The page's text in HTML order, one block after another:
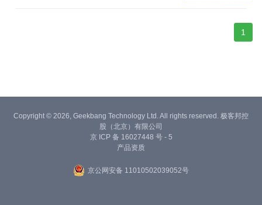
1
Copyright © 2026, Geekbang Technology Ltd. All rights reserved. 极客邦控
股（北京）有限公司
京 ICP 备 16027448 号 - 5
产品资质
京公网安备 11010502039052号